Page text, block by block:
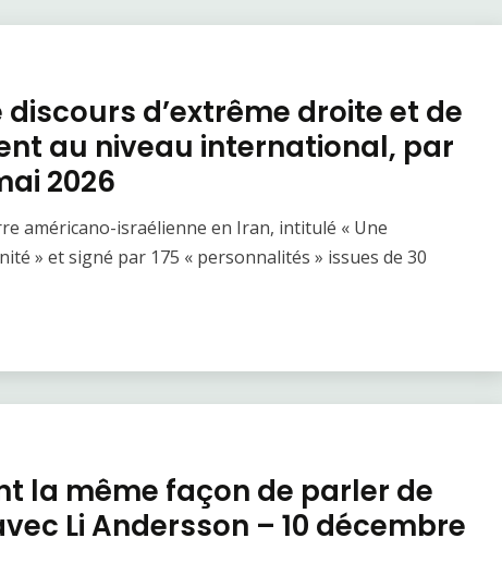
d’extrême droite et de
au niveau international, par
2026
américano-israélienne en Iran, intitulé « Une
» et signé par 175 « personnalités » issues de 30
la même façon de parler de
Li Andersson – 10 décembre